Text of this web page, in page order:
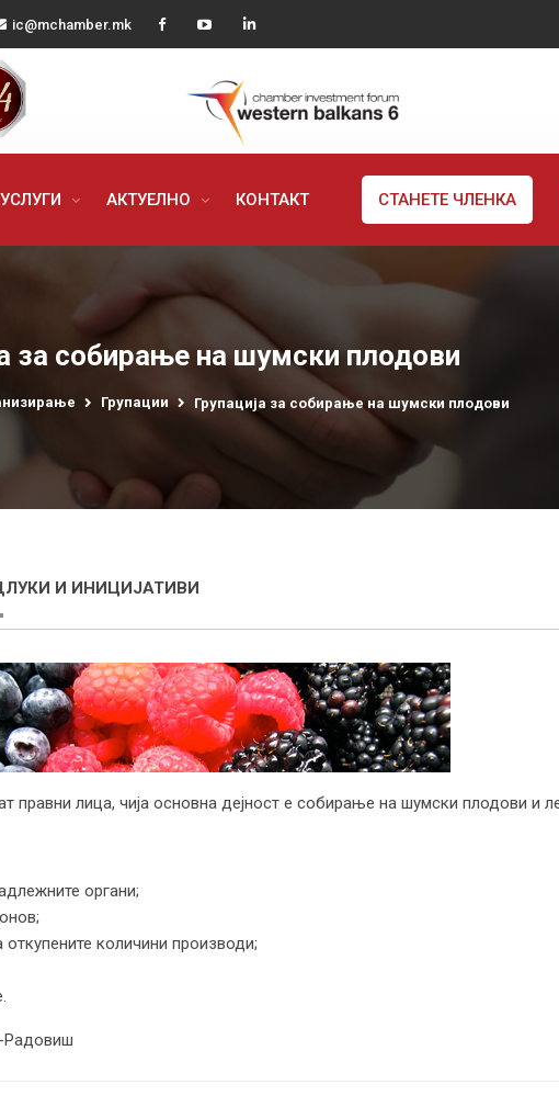
ic@mchamber.mk
УСЛУГИ АКТУЕЛНО КОНТАКТ СТАНЕТЕ ЧЛЕНКА
за собирање на шумски плодови
Групации Групација за собирање на шумски плодови
И ИНИЦИЈАТИВИ
правни лица, чија основна дејност е собирање на шумски плодови и
органи;
количини производи;
-Радовиш